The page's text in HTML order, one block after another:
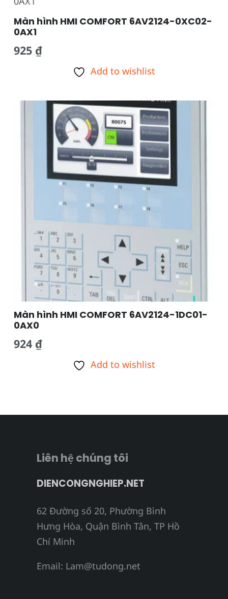
Màn hình HMI COMFORT 6AV2124-0XC02-
0AX1
925 ₫
Add to wishlist
Màn hình HMI COMFORT 6AV2124-1DC01-
0AX0
924 ₫
Add to wishlist
Liên hệ chúng tôi
DIENCONGNGHIEP.NET
62 Đường số 20, Phường Bình
Hưng Hòa, Quận Bình Tân, TP Hồ
Chí Minh
Email: Lam@tudong.net